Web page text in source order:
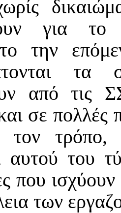
για
την
τα
από τις
σε πολλές
τρόπο,
αυτού του
που
των